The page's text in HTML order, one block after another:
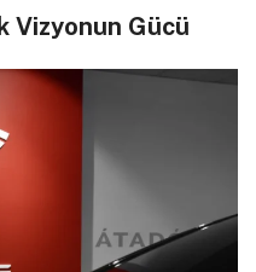
Vizyonun Gücü